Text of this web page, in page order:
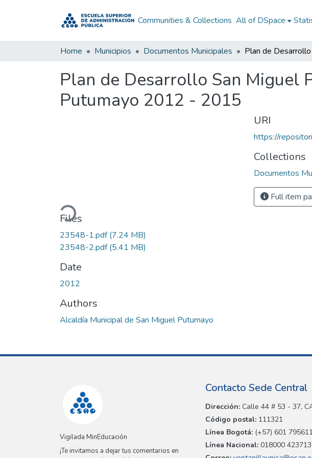
Communities & Collections All of DSpace
Home Municipios Documentos Municipales
Plan de Desarrollo San Miguel
Putumayo 2012 - 2015
Loading...
Files
23548-1.pdf(7.24 MB)
23548-2.pdf(5.41 MB)
Date
2012
Authors
Alcaldía Municipal de San Miguel Putumayo
URI
https://
Collections
Documentos
Full item
Vigilada MinEducación
¡Te invitamos a dejar tus comentarios en
Contacto Sede Central
Dirección: Calle 44 # 53 - 37,
Código postal: 111321
Línea Bogotá: (+57) 601
Línea Nacional: 018000 423713